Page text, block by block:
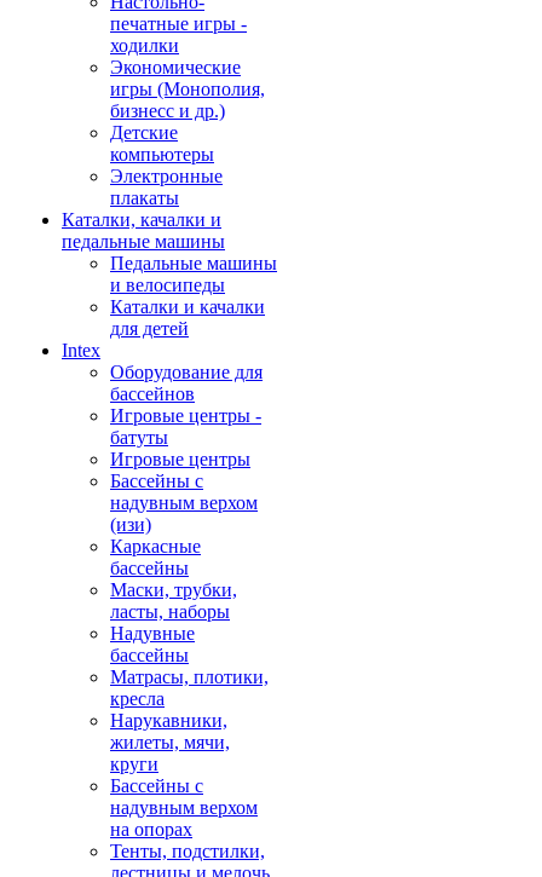
печатные игры -
ходилки
Экономические
игры (Монополия,
бизнесс и др.)
Детские
компьютеры
Электронные
плакаты
Каталки, качалки и
педальные машины
Педальные машины
и велосипеды
Каталки и качалки
для детей
Intex
Оборудование для
бассейнов
Игровые центры -
батуты
Игровые центры
Бассейны с
надувным верхом
(изи)
Каркасные
бассейны
Маски, трубки,
ласты, наборы
Надувные
бассейны
Матрасы, плотики,
кресла
Нарукавники,
жилеты, мячи,
круги
Бассейны с
надувным верхом
на опорах
Тенты, подстилки,
лестницы и мелочь